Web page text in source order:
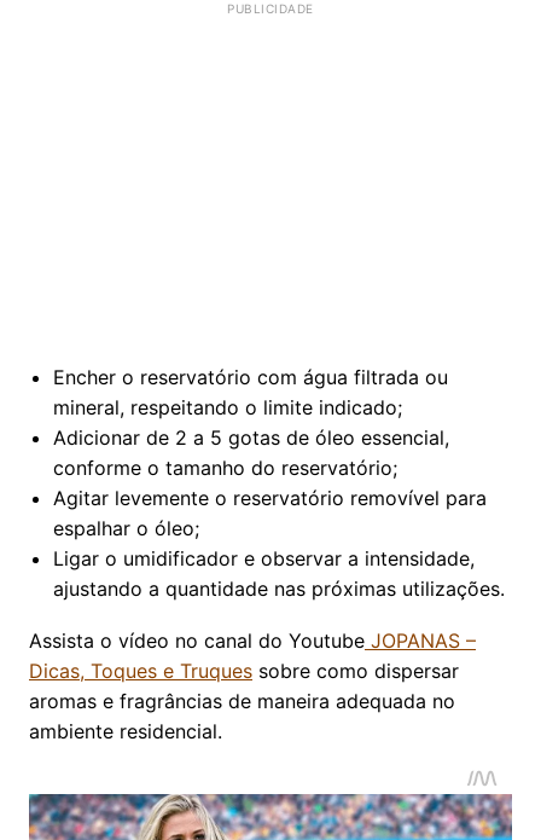
Encher o reservatório com água filtrada ou
mineral, respeitando o limite indicado;
Adicionar de 2 a 5 gotas de óleo essencial,
conforme o tamanho do reservatório;
Agitar levemente o reservatório removível para
espalhar o óleo;
Ligar o umidificador e observar a intensidade,
ajustando a quantidade nas próximas utilizações.
Assista o vídeo no canal do Youtube JOPANAS –
Dicas, Toques e Truques sobre como dispersar
aromas e fragrâncias de maneira adequada no
ambiente residencial.